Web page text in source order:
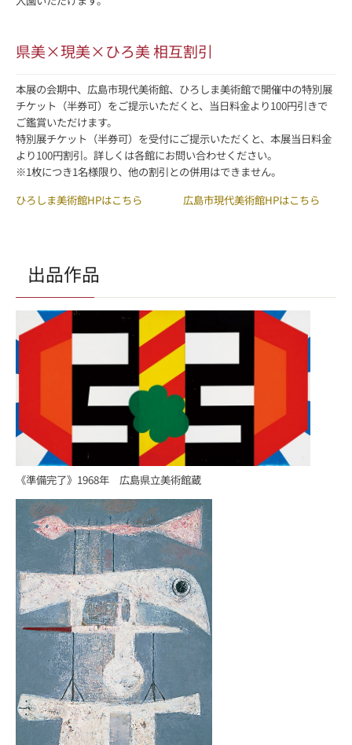
県美×現美×ひろ美 相互割引
本展の会期中、広島市現代美術館、ひろしま美術館で開催中の特別展
チケット（半券可）をご提示いただくと、当日料金より100円引きで
ご鑑賞いただけます。
特別展チケット（半券可）を受付にご提示いただくと、本展当日料金
より100円割引。詳しくは各館にお問い合わせください。
※1枚につき1名様限り、他の割引との併用はできません。
ひろしま美術館HPはこちら
広島市現代美術館HPはこちら
出品作品
《準備完了》1968年 広島県立美術館蔵